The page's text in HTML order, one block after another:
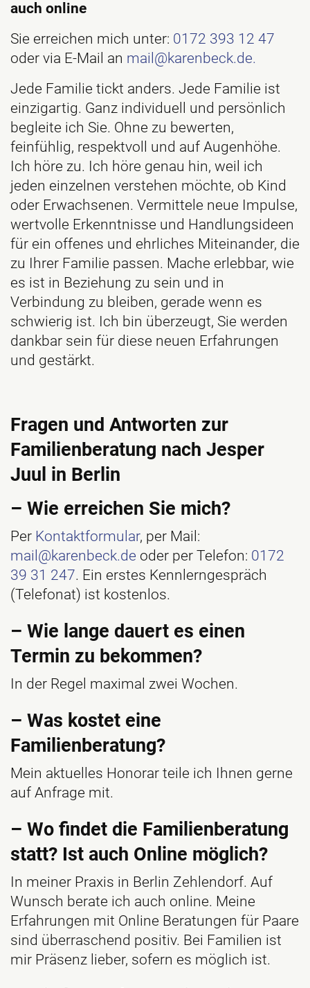
auch online
Sie erreichen mich unter: 0172 393 12 47
oder via E-Mail an mail@karenbeck.de.
Jede Familie tickt anders. Jede Familie ist
einzigartig. Ganz individuell und persönlich
begleite ich Sie. Ohne zu bewerten,
feinfühlig, respektvoll und auf Augenhöhe.
Ich höre zu. Ich höre genau hin, weil ich
jeden einzelnen verstehen möchte, ob Kind
oder Erwachsenen. Vermittele neue Impulse,
wertvolle Erkenntnisse und Handlungsideen
für ein offenes und ehrliches Miteinander, die
zu Ihrer Familie passen. Mache erlebbar, wie
es ist in Beziehung zu sein und in
Verbindung zu bleiben, gerade wenn es
schwierig ist. Ich bin überzeugt, Sie werden
dankbar sein für diese neuen Erfahrungen
und gestärkt.
Fragen und Antworten zur
Familienberatung nach Jesper
Juul in Berlin
– Wie erreichen Sie mich?
Per Kontaktformular, per Mail:
mail@karenbeck.de oder per Telefon: 0172
39 31 247. Ein erstes Kennlerngespräch
(Telefonat) ist kostenlos.
– Wie lange dauert es einen
Termin zu bekommen?
In der Regel maximal zwei Wochen.
– Was kostet eine
Familienberatung?
Mein aktuelles Honorar teile ich Ihnen gerne
auf Anfrage mit.
– Wo findet die Familienberatung
statt? Ist auch Online möglich?
In meiner Praxis in Berlin Zehlendorf. Auf
Wunsch berate ich auch online. Meine
Erfahrungen mit Online Beratungen für Paare
sind überraschend positiv. Bei Familien ist
mir Präsenz lieber, sofern es möglich ist.